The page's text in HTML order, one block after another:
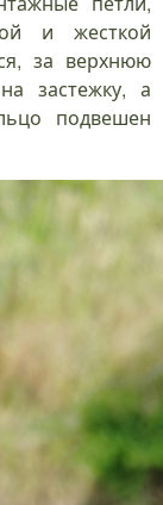
и жесткой
за верхнюю
застежку, а
подвешен